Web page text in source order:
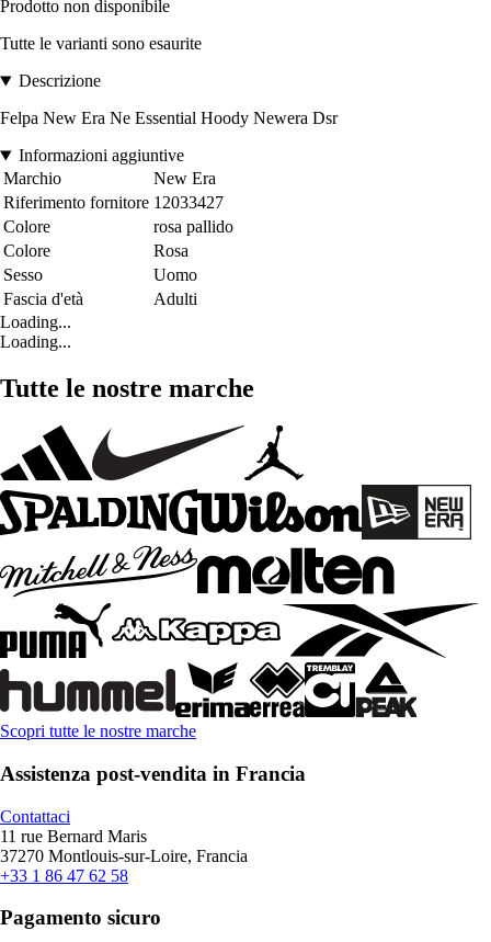
Prodotto non disponibile
Tutte le varianti sono esaurite
Descrizione
Felpa New Era Ne Essential Hoody Newera Dsr
Informazioni aggiuntive
Marchio
New Era
Riferimento fornitore 12033427
Colore
rosa pallido
Colore
Rosa
Sesso
Uomo
Fascia d'età
Adulti
Loading...
Loading...
Tutte le nostre marche
Scopri tutte le nostre marche
Assistenza post-vendita in Francia
Contattaci
11 rue Bernard Maris
37270 Montlouis-sur-Loire, Francia
+33 1 86 47 62 58
Pagamento sicuro